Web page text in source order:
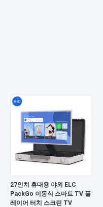
27인치 휴대용 야외 ELC
PackGo 이동식 스마트 TV 플
레이어 터치 스크린 TV